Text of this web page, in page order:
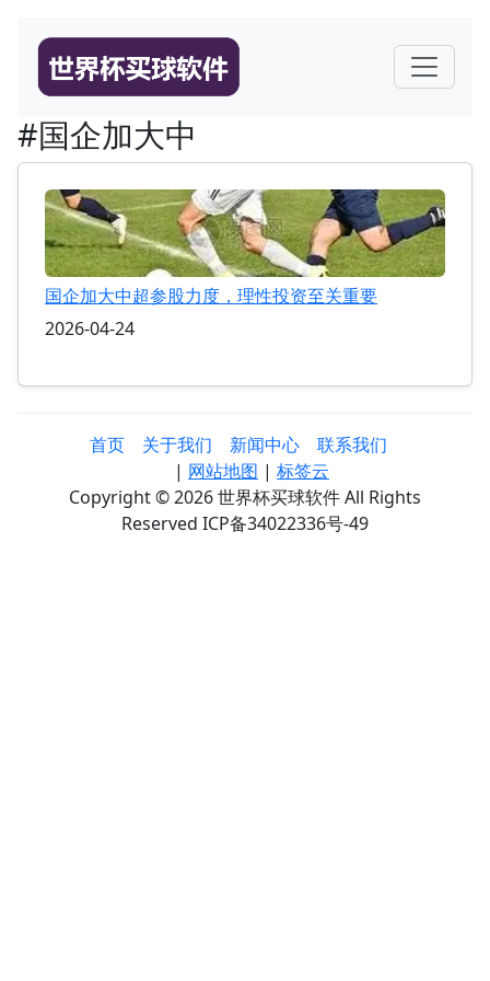
#国企加大中
国企加大中超参股力度，理性投资至关重要
2026-04-24
首页 关于我们 新闻中心
联系我们
| 网站地图 | 标签云
Copyright © 2026 世界杯买球软件 All Rights
Reserved ICP备34022336号-49